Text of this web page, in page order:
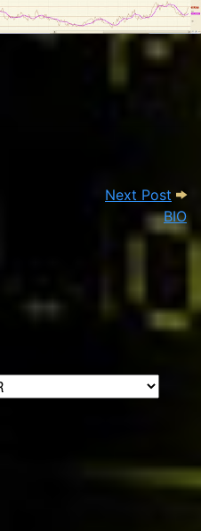
Next Post
ΒΙΟ